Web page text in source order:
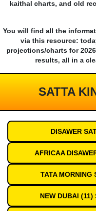
kaithal charts, and old
You will find all the
via this resource:
projections/charts for
results, all in a
SATTA
DISAWER
AFRICAA
TATA MORNING
NEW DUBAI (11)